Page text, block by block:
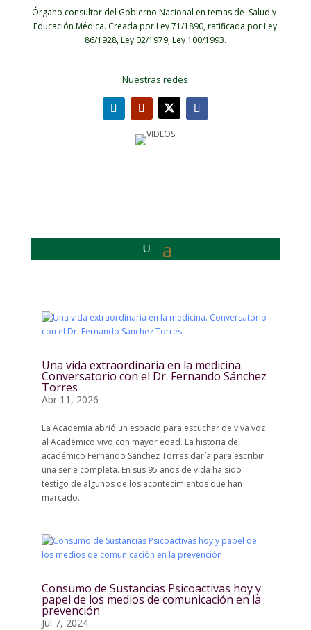
Órgano consultor del Gobierno Nacional en temas de Salud y
Educación Médica. Creada por Ley 71/1890, ratificada por Ley
86/1928, Ley 02/1979, Ley 100/1993.
Nuestras redes
Una vida extraordinaria en la medicina.
Conversatorio con el Dr. Fernando Sánchez
Torres
Abr 11, 2026
La Academia abrió un espacio para escuchar de viva voz
al Académico vivo con mayor edad. La historia del
académico Fernando Sánchez Torres daría para escribir
una serie completa. En sus 95 años de vida ha sido
testigo de algunos de los acontecimientos que han
marcado...
Consumo de Sustancias Psicoactivas hoy y
papel de los medios de comunicación en la
prevención
Jul 7, 2024